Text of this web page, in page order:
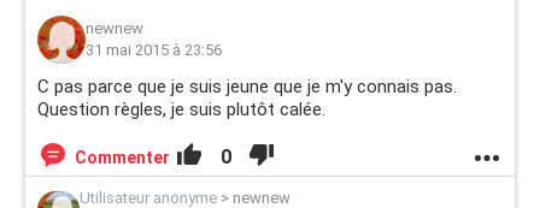
newnew
31 mai 2015 à 23:56
C pas parce que je suis jeune que je m'y connais pas.
Question règles, je suis plutôt calée.
Commenter 0
Utilisateur anonyme > newnew